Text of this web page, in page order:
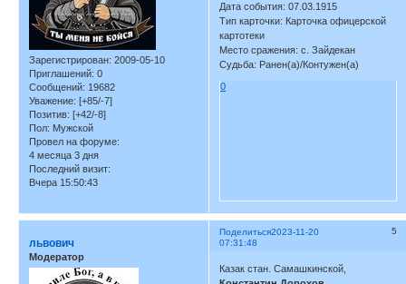
Зарегистрирован: 2009-05-10
Приглашений: 0
Сообщений: 19682
Уважение: [+85/-7]
Позитив: [+42/-8]
Пол: Мужской
Провел на форуме:
4 месяца 3 дня
Последний визит:
Вчера 15:50:43
Дата события: 07.03.1915
Тип карточки: Карточка офицерской
картотеки
Место сражения: с. Зайдекан
Судьба: Ранен(а)/Контужен(а)
0
Поделиться 5
2023-11-20
07:31:48
львович
Модератор
Казак стан. Самашкинской,